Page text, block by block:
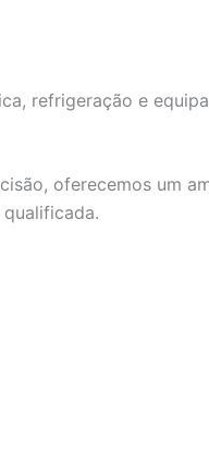
refrigeração e
oferecemos um